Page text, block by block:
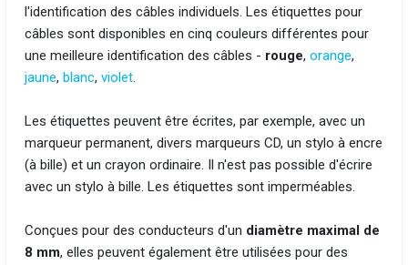
l'identification des câbles individuels. Les étiquettes pour
câbles sont disponibles en cinq couleurs différentes pour
une meilleure identification des câbles - rouge, orange,
jaune, blanc, violet.
Les étiquettes peuvent être écrites, par exemple, avec un
marqueur permanent, divers marqueurs CD, un stylo à encre
(à bille) et un crayon ordinaire. Il n'est pas possible d'écrire
avec un stylo à bille. Les étiquettes sont imperméables.
Conçues pour des conducteurs d'un diamètre maximal de
8 mm, elles peuvent également être utilisées pour des